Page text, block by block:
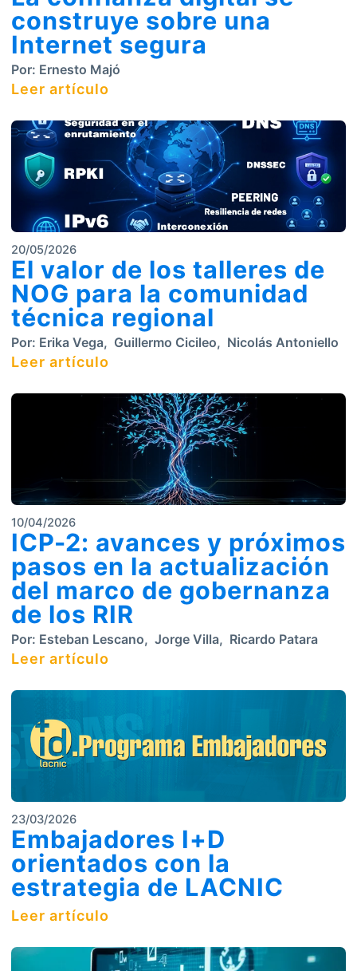
construye sobre una
Internet segura
Por: Ernesto Majó
Leer artículo
20/05/2026
El valor de los talleres de
NOG para la comunidad
técnica regional
Por: Erika Vega, Guillermo Cicileo, Nicolás Antoniello
Leer artículo
10/04/2026
ICP-2: avances y próximos
pasos en la actualización
del marco de gobernanza
de los RIR
Por: Esteban Lescano, Jorge Villa, Ricardo Patara
Leer artículo
23/03/2026
Embajadores I+D
orientados con la
estrategia de LACNIC
Leer artículo